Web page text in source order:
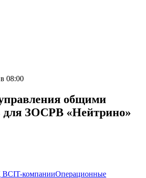
08:00
общими
для ЗОСРВ «Нейтрино»
ВСIT-компанииОперационные